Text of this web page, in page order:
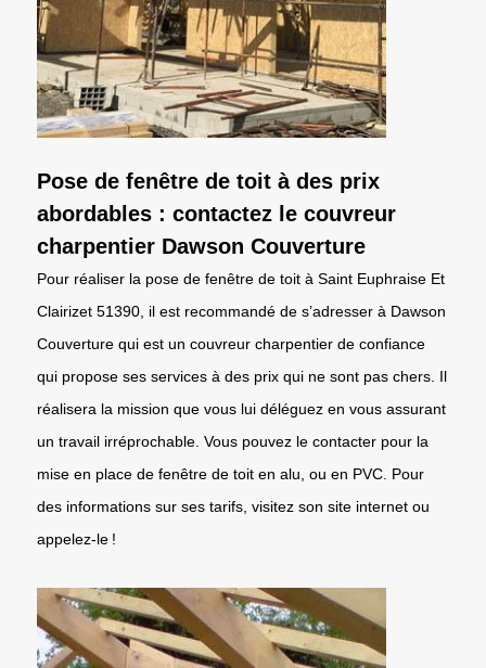
Pose de fenêtre de toit à des prix
abordables : contactez le couvreur
charpentier Dawson Couverture
Pour réaliser la pose de fenêtre de toit à Saint Euphraise Et
Clairizet 51390, il est recommandé de s’adresser à Dawson
Couverture qui est un couvreur charpentier de confiance
qui propose ses services à des prix qui ne sont pas chers. Il
réalisera la mission que vous lui déléguez en vous assurant
un travail irréprochable. Vous pouvez le contacter pour la
mise en place de fenêtre de toit en alu, ou en PVC. Pour
des informations sur ses tarifs, visitez son site internet ou
appelez-le !